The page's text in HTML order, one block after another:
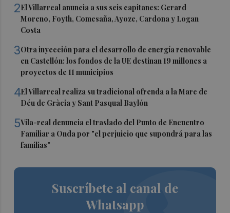
2El Villarreal anuncia a sus seis capitanes: Gerard
Moreno, Foyth, Comesaña, Ayoze, Cardona y Logan
Costa
3Otra inyección para el desarrollo de energía renovable
en Castellón: los fondos de la UE destinan 19 millones a
proyectos de 11 municipios
4El Villarreal realiza su tradicional ofrenda a la Mare de
Déu de Gràcia y Sant Pasqual Baylón
5Vila-real denuncia el traslado del Punto de Encuentro
Familiar a Onda por "el perjuicio que supondrá para las
familias"
Suscríbete al canal de
Whatsapp